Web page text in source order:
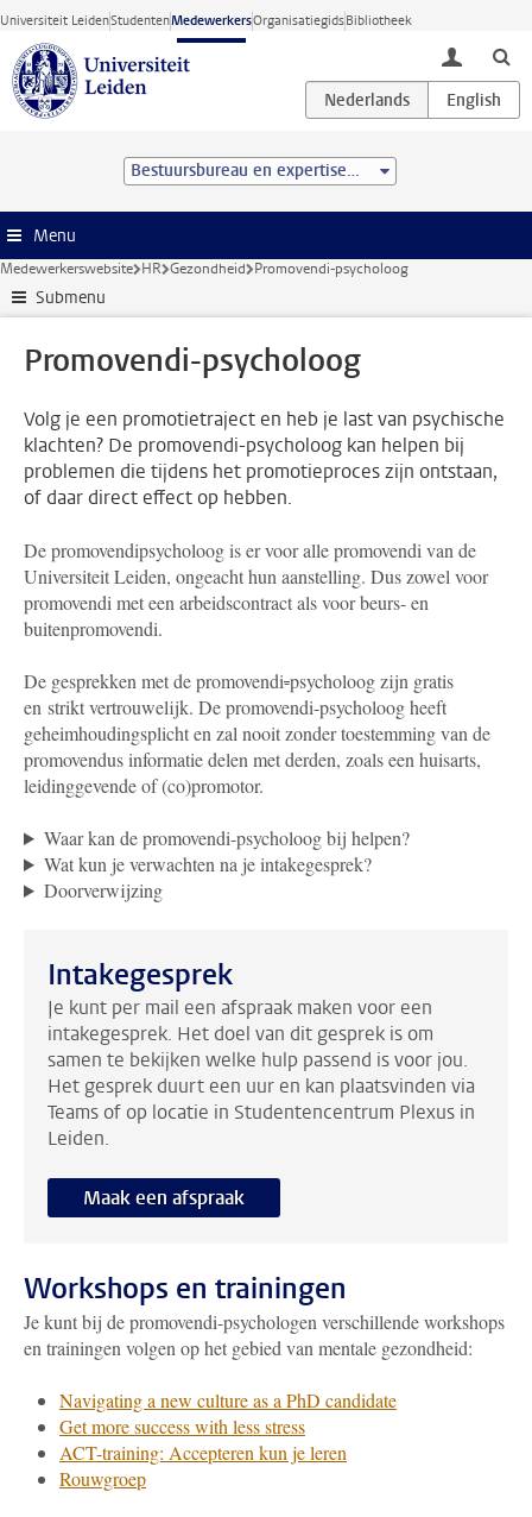
Ga direct naar de inhoud
Universiteit LeidenStudentenMedewerkersOrganisatiegidsBibliotheek
toggle
Bestuursbureau en expertisecentra
Menu
Medewerkerswebsite HR Gezondheid Promovendi-psycholoog
Submenu
Promovendi-psycholoog
Volg je een promotietraject en heb je last van psychische
klachten? De promovendi-psycholoog kan helpen bij
problemen die tijdens het promotieproces zijn ontstaan,
of daar direct effect op hebben.
De promovendipsycholoog is er voor alle promovendi van de
Universiteit Leiden, ongeacht hun aanstelling. Dus zowel voor
promovendi met een arbeidscontract als voor beurs- en
buitenpromovendi.
De gesprekken met de promovendi-psycholoog zijn gratis
en strikt vertrouwelijk. De promovendi-psycholoog heeft
geheimhoudingsplicht en zal nooit zonder toestemming van de
promovendus informatie delen met derden, zoals een huisarts,
leidinggevende of (co)promotor.
Waar kan de promovendi-psycholoog bij helpen?
Wat kun je verwachten na je intakegesprek?
Doorverwijzing
Intakegesprek
Je kunt per mail een afspraak maken voor een
intakegesprek. Het doel van dit gesprek is om
samen te bekijken welke hulp passend is voor jou.
Het gesprek duurt een uur en kan plaatsvinden via
Teams of op locatie in Studentencentrum Plexus in
Leiden.
Maak een afspraak
Workshops en trainingen
Je kunt bij de promovendi-psychologen verschillende workshops
en trainingen volgen op het gebied van mentale gezondheid:
Navigating a new culture as a PhD candidate
Get more success with less stress
ACT-training: Accepteren kun je leren
Rouwgroep